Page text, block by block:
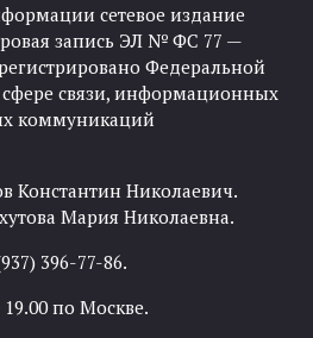
сетевое издание
запись ЭЛ № ФС 77 —
Федеральной
связи, информационных
коммуникаций
Константин Николаевич.
Мария Николаевна.
396-77-86.
по Москве.